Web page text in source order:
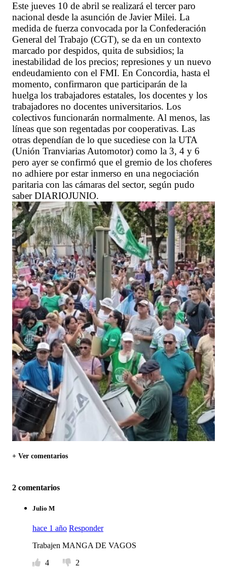
Este jueves 10 de abril se realizará el tercer paro
nacional desde la asunción de Javier Milei. La
medida de fuerza convocada por la Confederación
General del Trabajo (CGT), se da en un contexto
marcado por despidos, quita de subsidios; la
inestabilidad de los precios; represiones y un nuevo
endeudamiento con el FMI. En Concordia, hasta el
momento, confirmaron que participarán de la
huelga los trabajadores estatales, los docentes y los
trabajadores no docentes universitarios. Los
colectivos funcionarán normalmente. Al menos, las
líneas que son regentadas por cooperativas. Las
otras dependían de lo que sucediese con la UTA
(Unión Tranviarias Automotor) como la 3, 4 y 6
pero ayer se confirmó que el gremio de los choferes
no adhiere por estar inmerso en una negociación
paritaria con las cámaras del sector, según pudo
saber DIARIOJUNIO.
+ Ver comentarios
2 comentarios
Julio M
hace 1 año Responder
Trabajen MANGA DE VAGOS
4
2